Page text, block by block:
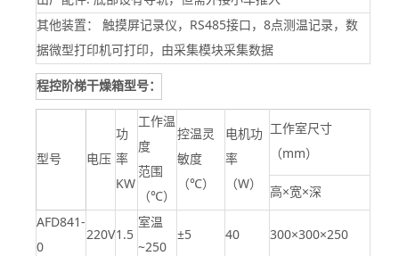
其他装置： 触摸屏记录仪，RS485接口，8点测温记录，数
据微型打印机可打印，由采集模块采集数据
程控阶梯干燥箱型号：
型号 电压
功
率
KW
工作温
度
范围
（℃）
控温灵
敏度
（℃）
电机功
率
（W）
工作室尺寸
（mm）
高×宽×深
AFD841-
0
220V1.5
室温
~250
±5 40 300×300×250